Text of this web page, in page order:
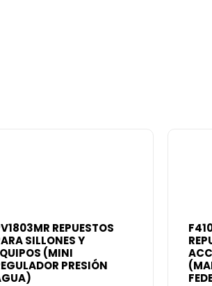
REPUESTOS
SILLONES Y
(MINI
PRESIÓN